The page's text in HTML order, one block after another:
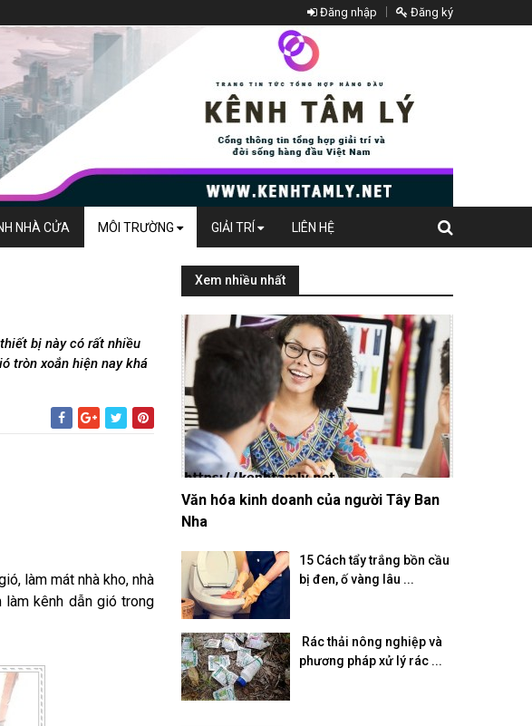
Đăng nhập Đăng ký
NHÀ CỬA MÔI TRƯỜNG GIẢI TRÍ LIÊN HỆ
bị này có rất nhiều
tròn xoắn hiện nay khá
làm mát nhà kho, nhà
làm kênh dẫn gió trong
Xem nhiều nhất
Văn hóa kinh doanh của người Tây Ban
Nha
15 Cách tẩy trắng bồn cầu
bị đen, ố vàng lâu ...
​ Rác thải nông nghiệp và
phương pháp xử lý rác ...